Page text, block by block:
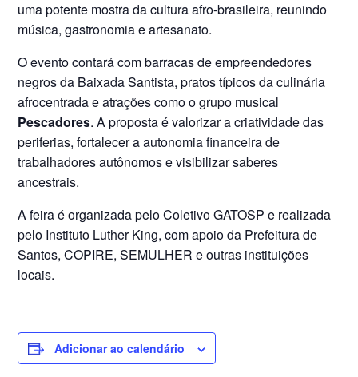
uma potente mostra da cultura afro-brasileira, reunindo
música, gastronomia e artesanato.
O evento contará com barracas de empreendedores
negros da Baixada Santista, pratos típicos da culinária
afrocentrada e atrações como o grupo musical
Pescadores. A proposta é valorizar a criatividade das
periferias, fortalecer a autonomia financeira de
trabalhadores autônomos e visibilizar saberes
ancestrais.
A feira é organizada pelo Coletivo GATOSP e realizada
pelo Instituto Luther King, com apoio da Prefeitura de
Santos, COPIRE, SEMULHER e outras instituições
locais.
Adicionar ao calendário